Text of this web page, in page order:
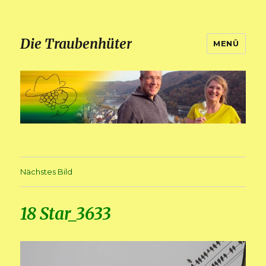
Die Traubenhüter MENÜ
Nächstes Bild
18 Star_3633